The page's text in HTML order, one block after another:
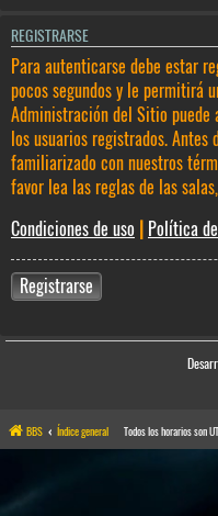
REGISTRARSE
Para autenticarse debe estar
pocos segundos y le permitirá
Administración del Sitio puede
los usuarios registrados.
familiarizado con nuestros
favor lea las reglas de las
Condiciones de uso
Política
Registrarse
BBS Índice general Todos los horarios son